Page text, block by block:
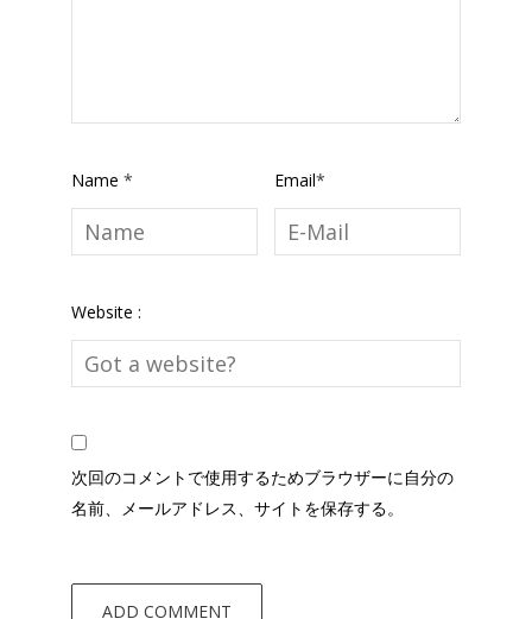
Name * Email*
Website :
次回のコメントで使用するためブラウザーに自分の
名前、メールアドレス、サイトを保存する。